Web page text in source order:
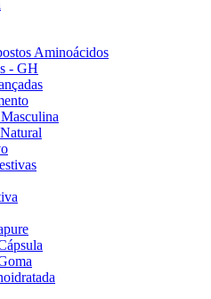
Aminoácidos
- GH